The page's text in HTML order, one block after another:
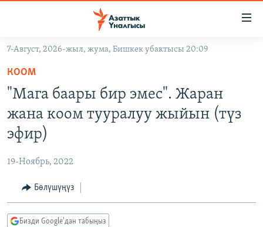
Навигацияга
өтүңүз
Издөөгө
салыңыз
КЫРГЫЗСТАН
САЯСАТ
МАДАНИЯТ
ДҮЙНӨ
УКРАИНА
ТВ ПРОГРАММАЛАР
БҮГҮН АЗАТТЫКТА
ПОДКАСТ
7-Август, 2026-жыл, жума, Бишкек убактысы 20:09
КООМ
"Мага баары бир эмес". Жаран
жана коом тууралуу жыйын (түз
эфир)
19-Ноябрь, 2022
Бөлүшүңүз
Бизди Google'дан табыңыз